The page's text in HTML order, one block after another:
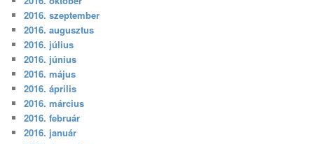
2016. szeptember
2016. augusztus
2016. július
2016. június
2016. május
2016. április
2016. március
2016. február
2016. január